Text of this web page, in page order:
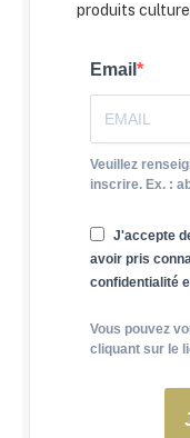
produits
Email
Veuillez
inscrire. Ex. :
J'accepte
avoir pris
confidentialité
Vous pouvez
cliquant sur le